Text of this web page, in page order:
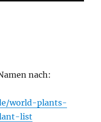
nach:
world-plants-
list